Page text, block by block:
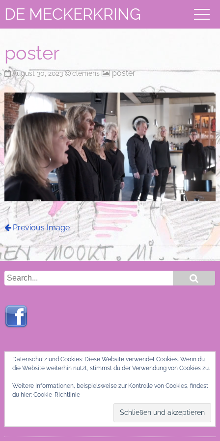
DE MECKERKRING
poster
August 30, 2023 clemens poster
Previous Image
Datenschutz und Cookies: Diese Website verwendet Cookies. Wenn du
die Website weiterhin nutzt, stimmst du der Verwendung von Cookies zu.
Weitere Informationen, beispielsweise zur Kontrolle von Cookies, findest
du hier: Cookie-Richtlinie